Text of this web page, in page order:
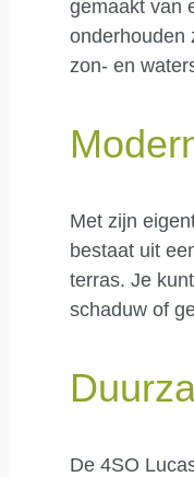
gemaakt van
onderhouden
zon- en
Met zijn
bestaat uit
terras. Je
schaduw of
De 4SO